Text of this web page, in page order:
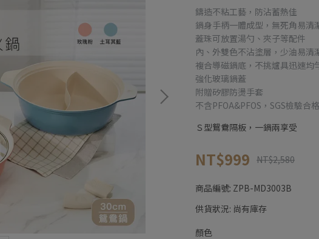
鑄造不粘工藝，防沾蓄熱佳
鍋身手柄一體成型，無死角易清
蓋珠可放置湯勺、夾子等配件
內、外雙色不沾塗層，少油易清
複合導磁鍋底，不挑爐具迅速均
強化玻璃鍋蓋
附贈矽膠防燙手套
不含PFOA&PFOS，SGS檢驗合格
Ｓ型鴛鴦隔板，一鍋兩享受
NT$999 NT$2,580
商品編號: ZPB-MD3003B
供貨狀況: 尚有庫存
顏色